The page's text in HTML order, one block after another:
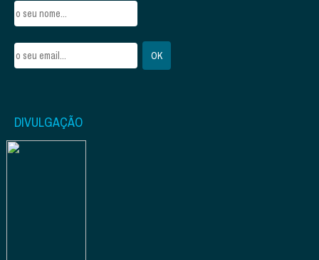
DIVULGAÇÃO